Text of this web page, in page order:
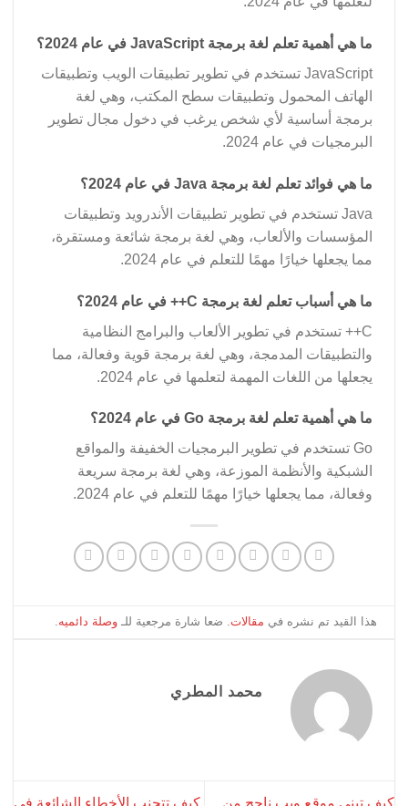
ما هي أهمية تعلم لغة برمجة JavaScript في عام 2024؟
JavaScript تستخدم في تطوير تطبيقات الويب وتطبيقات
الهاتف المحمول وتطبيقات سطح المكتب، وهي لغة
برمجة أساسية لأي شخص يرغب في دخول مجال تطوير
البرمجيات في عام 2024.
ما هي فوائد تعلم لغة برمجة Java في عام 2024؟
Java تستخدم في تطوير تطبيقات الأندرويد وتطبيقات
المؤسسات والألعاب، وهي لغة برمجة شائعة ومستقرة،
مما يجعلها خيارًا مهمًا للتعلم في عام 2024.
ما هي أسباب تعلم لغة برمجة C++ في عام 2024؟
C++ تستخدم في تطوير الألعاب والبرامج النظامية
والتطبيقات المدمجة، وهي لغة برمجة قوية وفعالة، مما
يجعلها من اللغات المهمة لتعلمها في عام 2024.
ما هي أهمية تعلم لغة برمجة Go في عام 2024؟
Go تستخدم في تطوير البرمجيات الخفيفة والمواقع
الشبكية والأنظمة الموزعة، وهي لغة برمجة سريعة
وفعالة، مما يجعلها خيارًا مهمًا للتعلم في عام 2024.
هذا القيد تم نشره في مقالات . ضعا شارة مرجعية للـوصلة دائميه
محمد المطري
كيف تبني موقع ويب ناجح من كيف تتجنب الأخطاء الشائعة في